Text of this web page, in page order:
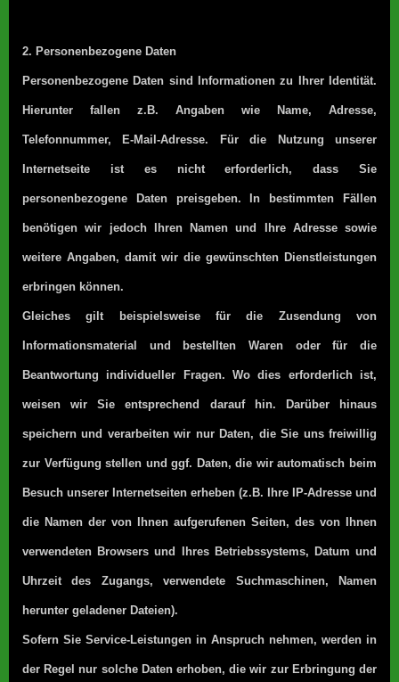
2. Personenbezogene Daten
Personenbezogene Daten sind Informationen zu Ihrer Identität.
Hierunter fallen z.B. Angaben wie Name, Adresse,
Telefonnummer, E-Mail-Adresse. Für die Nutzung unserer
Internetseite ist es nicht erforderlich, dass Sie
personenbezogene Daten preisgeben. In bestimmten Fällen
benötigen wir jedoch Ihren Namen und Ihre Adresse sowie
weitere Angaben, damit wir die gewünschten Dienstleistungen
erbringen können.
Gleiches gilt beispielsweise für die Zusendung von
Informationsmaterial und bestellten Waren oder für die
Beantwortung individueller Fragen. Wo dies erforderlich ist,
weisen wir Sie entsprechend darauf hin. Darüber hinaus
speichern und verarbeiten wir nur Daten, die Sie uns freiwillig
zur Verfügung stellen und ggf. Daten, die wir automatisch beim
Besuch unserer Internetseiten erheben (z.B. Ihre IP-Adresse und
die Namen der von Ihnen aufgerufenen Seiten, des von Ihnen
verwendeten Browsers und Ihres Betriebssystems, Datum und
Uhrzeit des Zugangs, verwendete Suchmaschinen, Namen
herunter geladener Dateien).
Sofern Sie Service-Leistungen in Anspruch nehmen, werden in
der Regel nur solche Daten erhoben, die wir zur Erbringung der